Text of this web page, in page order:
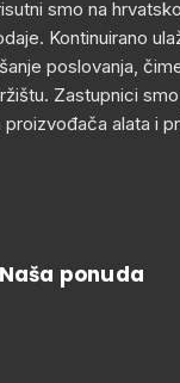
smo na
Kontinuirano
poslovanja,
Zastupnici
proizvođača alata i
Naša ponuda